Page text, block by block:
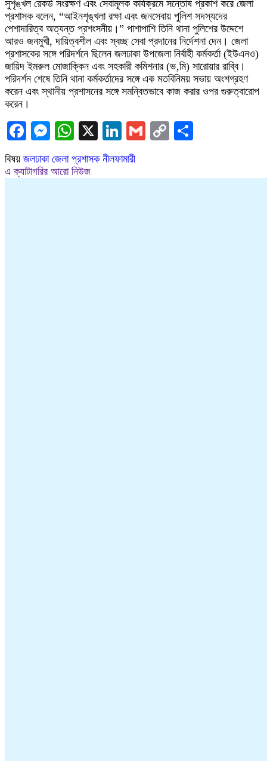
সুশৃঙ্খল রেকর্ড সংরক্ষণ এবং সেবামূলক কার্যক্রমে সন্তোষ প্রকাশ করে জেলা
প্রশাসক বলেন, “আইনশৃঙ্খলা রক্ষা এবং জনসেবায় পুলিশ সদস্যদের
পেশাদারিত্ব অত্যন্ত প্রশংসনীয়।” পাশাপাশি তিনি থানা পুলিশের উদ্দেশে
আরও জনমুখী, দায়িত্বশীল এবং স্বচ্ছ সেবা প্রদানের নির্দেশনা দেন। জেলা
প্রশাসকের সঙ্গে পরিদর্শনে ছিলেন জলঢাকা উপজেলা নির্বাহী কর্মকর্তা (ইউএনও)
জায়িদ ইমরুল মোজাক্কিন এবং সহকারী কমিশনার (ভ‚মি) সারোয়ার রাব্বি।
পরিদর্শন শেষে তিনি থানা কর্মকর্তাদের সঙ্গে এক মতবিনিময় সভায় অংশগ্রহণ
করেন এবং স্থানীয় প্রশাসনের সঙ্গে সমন্বিতভাবে কাজ করার ওপর গুরুত্বারোপ
করেন।
Facebook
Messenger
WhatsApp
X LinkedIn
GmailCopy
বিষয় জলঢাকা জেলা প্রশাসক নীলফামারী
এ ক্যাটাগরির আরো নিউজ